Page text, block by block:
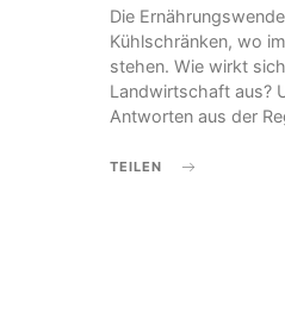
Die
Kühlschränken, wo
stehen. Wie wirkt
Landwirtschaft aus?
Antworten aus der
TEILEN